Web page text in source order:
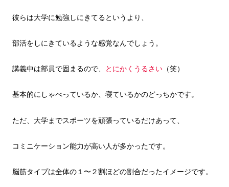
彼らは大学に勉強しにきてるというより、
部活をしにきているような感覚なんでしょう。
講義中は部員で固まるので、 とにかくうるさい （笑）
基本的にしゃべっているか、寝ているかのどっちかです。
ただ、大学までスポーツを頑張っているだけあって、
コミニケーション能力が高い人が多かったです。
脳筋タイプは全体の１〜２割ほどの割合だったイメージです。